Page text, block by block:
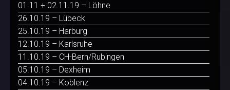
01.11 + 02.11.19 – Löhne
26.10.19 – Lübeck
25.10.19 – Harburg
12.10.19 – Karlsruhe
11.10.19 – CH-Bern/Rubingen
05.10.19 – Dexheim
04.10.19 – Koblenz